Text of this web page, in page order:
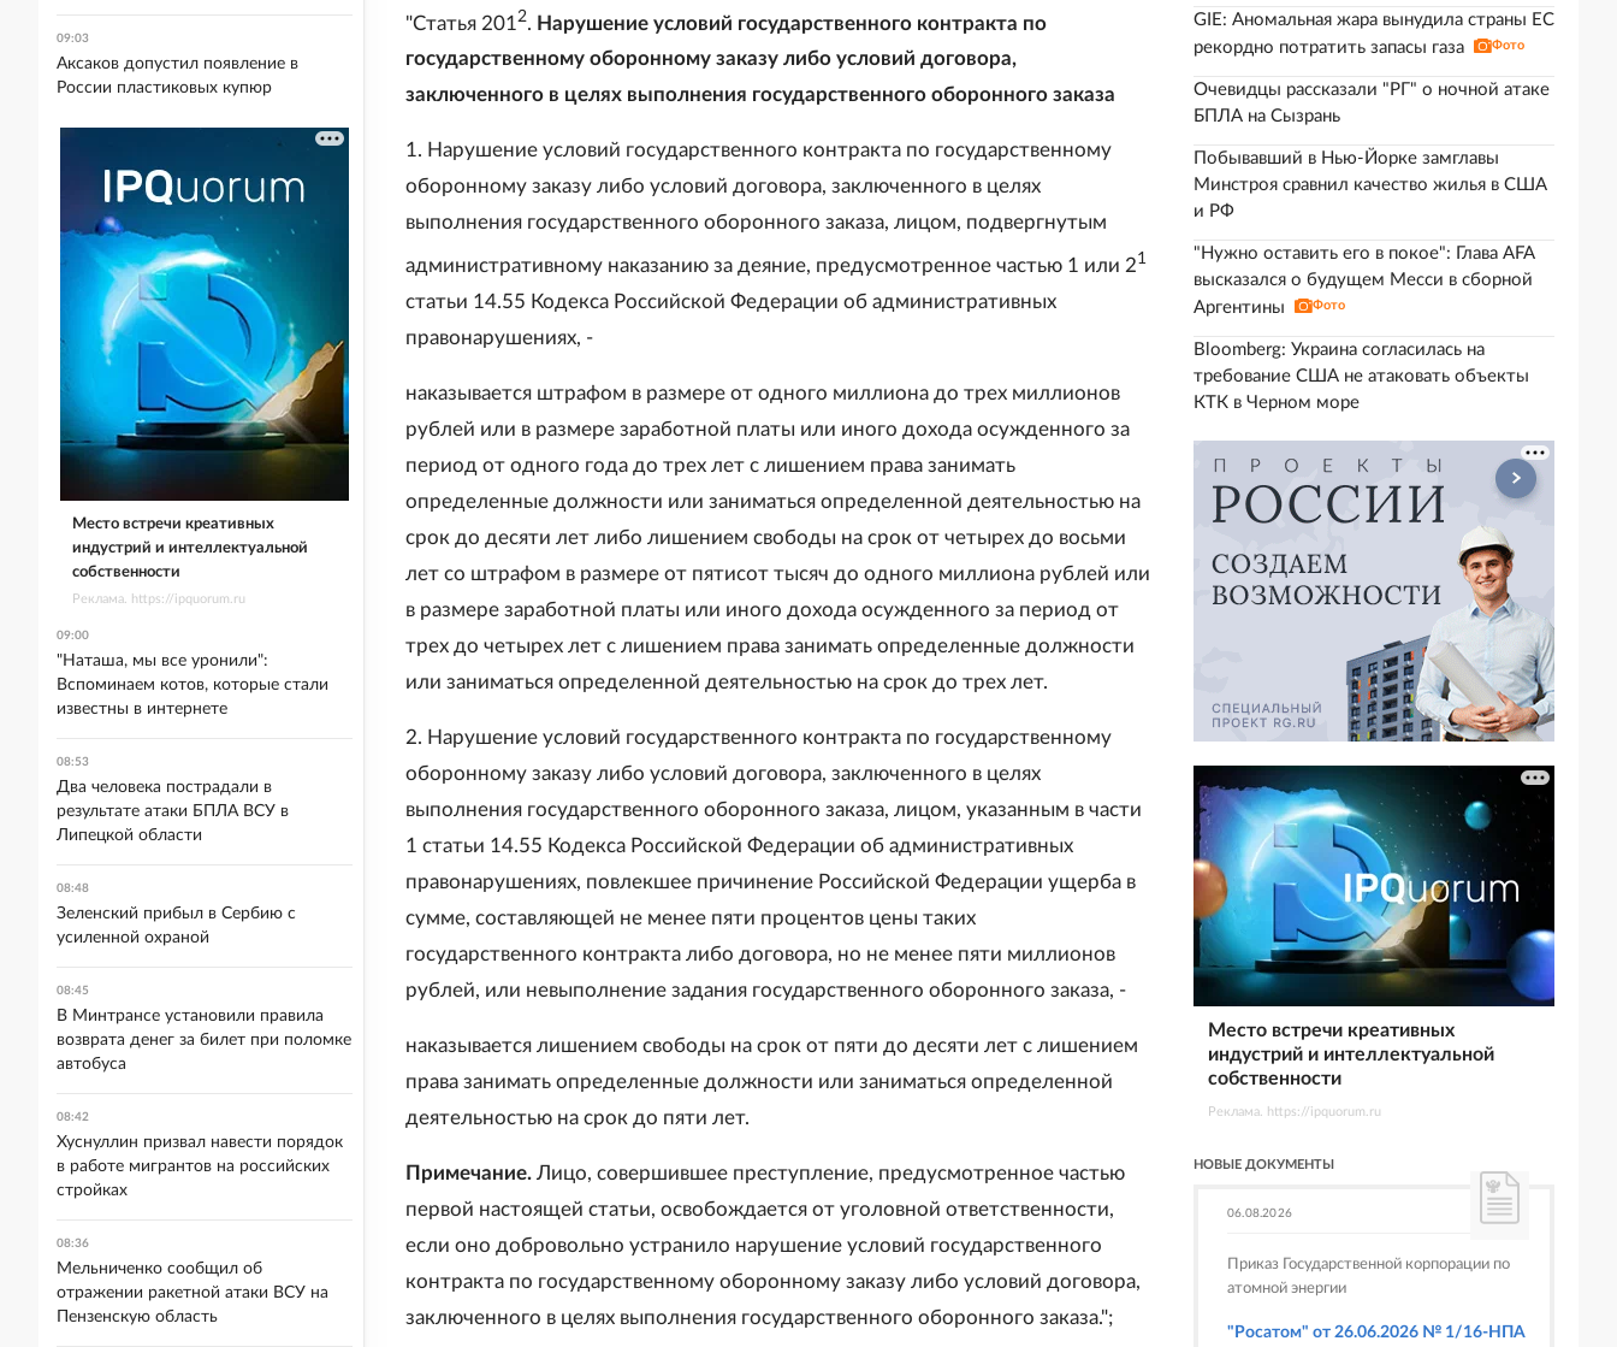
"Статья 201 2
Нарушение условий государственного контракта по
государственному оборонному заказу либо условий договора,
заключенного в целях выполнения государственного оборонного заказа
1. Нарушение условий государственного контракта по государственному
оборонному заказу либо условий договора, заключенного в целях
выполнения государственного оборонного заказа, лицом, подвергнутым
административному наказанию за деяние, предусмотренное частью 1 или 21
статьи 14.55 Кодекса Российской Федерации об административных
правонарушениях, -
наказывается штрафом в размере от одного миллиона до трех миллионов
рублей или в размере заработной платы или иного дохода осужденного за
период от одного года до трех лет с лишением права занимать
определенные должности или заниматься определенной деятельностью на
срок до десяти лет либо лишением свободы на срок от четырех до восьми
лет со штрафом в размере от пятисот тысяч до одного миллиона рублей или
в размере заработной платы или иного дохода осужденного за период от
трех до четырех лет с лишением права занимать определенные должности
или заниматься определенной деятельностью на срок до трех лет.
2. Нарушение условий государственного контракта по государственному
оборонному заказу либо условий договора, заключенного в целях
выполнения государственного оборонного заказа, лицом, указанным в части
1 статьи 14.55 Кодекса Российской Федерации об административных
правонарушениях, повлекшее причинение Российской Федерации ущерба в
сумме, составляющей не менее пяти процентов цены таких
государственного контракта либо договора, но не менее пяти миллионов
рублей, или невыполнение задания государственного оборонного заказа, -
наказывается лишением свободы на срок от пяти до десяти лет с лишением
права занимать определенные должности или заниматься определенной
деятельностью на срок до пяти лет.
Примечание. Лицо, совершившее преступление, предусмотренное частью
первой настоящей статьи, освобождается от уголовной ответственности,
если оно добровольно устранило нарушение условий государственного
контракта по государственному оборонному заказу либо условий договора,
заключенного в целях выполнения государственного оборонного заказа.";
GIE: Аномальная жара вынудила страны ЕС
рекордно потратить запасы газа
Фото
Очевидцы рассказали "РГ" о ночной атаке
БПЛА на Сызрань
Побывавший в Нью-Йорке замглавы
Минстроя сравнил качество жилья в США
и РФ
"Нужно оставить его в покое": Глава AFA
высказался о будущем Месси в сборной
Аргентины
Фото
Bloomberg: Украина согласилась на
требование США не атаковать объекты
КТК в Черном море
Место встречи креативных
индустрий и интеллектуальной
собственности
Реклама. https://ipquorum.ru
НОВЫЕ ДОКУМЕНТЫ
06.08.2026
Приказ Государственной корпорации по
атомной энергии
"Росатом" от 26.06.2026 № 1/16-НПА
09:03
Аксаков допустил появление в
России пластиковых купюр
Место встречи креативных
индустрий и интеллектуальной
собственности
Реклама. https://ipquorum.ru
09:00
"Наташа, мы все уронили":
Вспоминаем котов, которые стали
известны в интернете
08:53
Два человека пострадали в
результате атаки БПЛА ВСУ в
Липецкой области
08:48
Зеленский прибыл в Сербию с
усиленной охраной
08:45
В Минтрансе установили правила
возврата денег за билет при поломке
автобуса
08:42
Хуснуллин призвал навести порядок
в работе мигрантов на российских
стройках
08:36
Мельниченко сообщил об
отражении ракетной атаки ВСУ на
Пензенскую область